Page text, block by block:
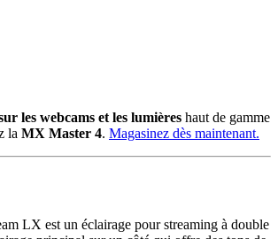
les webcams et les lumières haut de gamme
la MX Master 4. Magasinez dès maintenant.
LX est un éclairage pour streaming à double